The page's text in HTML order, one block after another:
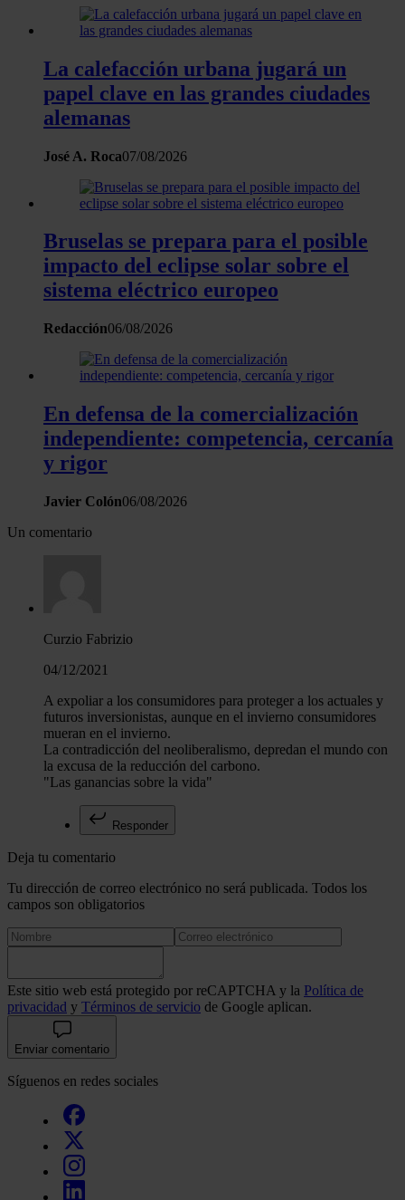
información sobre el uso que haga del sitio web con
nuestros partners de redes sociales, publicidad y análisis
web, quienes pueden combinarla con otra información
que les haya proporcionado o que hayan recopilado a
partir del uso que haya hecho de sus servicios.
La calefacción urbana jugará un
papel clave en las grandes ciudades
alemanas
José A. Roca07/08/2026
Bruselas se prepara para el posible
impacto del eclipse solar sobre el
sistema eléctrico europeo
Redacción06/08/2026
En defensa de la comercialización
independiente: competencia, cercanía
y rigor
Javier Colón06/08/2026
Un comentario
Curzio Fabrizio
04/12/2021
A expoliar a los consumidores para proteger a los actuales y
futuros inversionistas, aunque en el invierno consumidores
mueran en el invierno.
La contradicción del neoliberalismo, depredan el mundo con
la excusa de la reducción del carbono.
"Las ganancias sobre la vida"
Responder
Deja tu comentario
Tu dirección de correo electrónico no será publicada. Todos los
campos son obligatorios
Este sitio web está protegido por reCAPTCHA y la Política de
privacidad y Términos de servicio de Google aplican.
Enviar comentario
Síguenos en redes sociales